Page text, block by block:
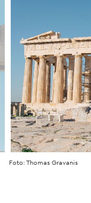
Foto: Thomas Gravanis